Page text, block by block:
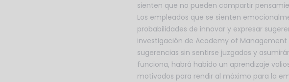
sienten que no pueden compartir
Los empleados que se sienten
probabilidades de innovar y expresar
investigación de Academy of
sugerencias sin sentirse juzgados y
funciona, habrá habido un aprendizaje
motivados para rendir al máximo para la